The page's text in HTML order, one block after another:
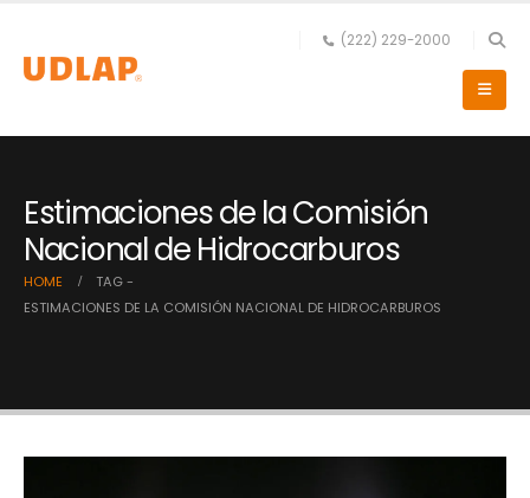
(222) 229-2000
Estimaciones de la Comisión
Nacional de Hidrocarburos
HOME
TAG -
ESTIMACIONES DE LA COMISIÓN NACIONAL DE HIDROCARBUROS